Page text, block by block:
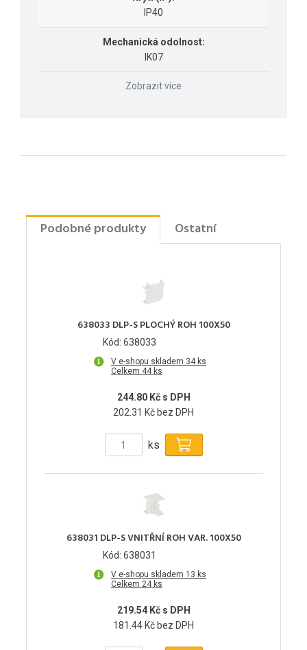
IP40
Mechanická odolnost:
IK07
Zobrazit více
Podobné produkty Ostatní
638033 DLP-S PLOCHÝ ROH 100X50
Kód: 638033
V e-shopu skladem 34 ks
Celkem 44 ks
244.80 Kč s DPH
202.31 Kč bez DPH
ks
638031 DLP-S VNITŘNÍ ROH VAR. 100X50
Kód: 638031
V e-shopu skladem 13 ks
Celkem 24 ks
219.54 Kč s DPH
181.44 Kč bez DPH